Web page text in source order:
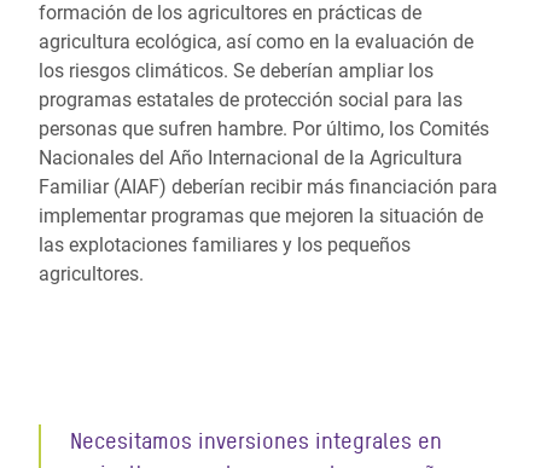
formación de los agricultores en prácticas de
agricultura ecológica, así como en la evaluación de
los riesgos climáticos. Se deberían ampliar los
programas estatales de protección social para las
personas que sufren hambre. Por último, los Comités
Nacionales del Año Internacional de la Agricultura
Familiar (AIAF) deberían recibir más financiación para
implementar programas que mejoren la situación de
las explotaciones familiares y los pequeños
agricultores.
Necesitamos inversiones integrales en